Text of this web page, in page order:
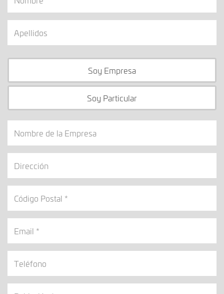
Soy Empresa
Soy Particular
de
la
Empresa
Postal